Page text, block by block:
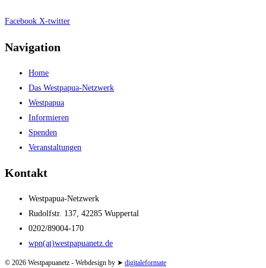
Facebook X-twitter
Navigation
Home
Das Westpapua-Netzwerk
Westpapua
Informieren
Spenden
Veranstaltungen
Kontakt
Westpapua-Netzwerk
Rudolfstr. 137, 42285 Wuppertal
0202/89004-170
wpn(at)westpapuanetz.de
© 2026 Westpapuanetz - Webdesign by ➤ digitaleformate